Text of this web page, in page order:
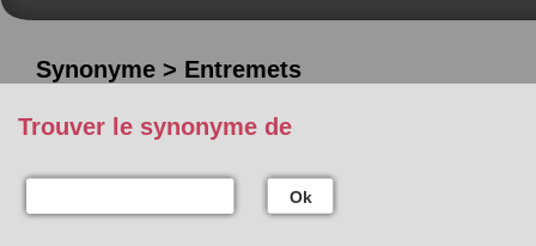
Synonyme > Entremets
Trouver le synonyme de
Ok